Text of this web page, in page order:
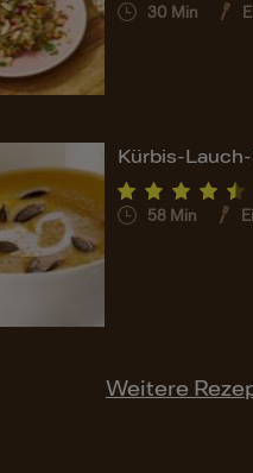
30 Min
Kürbis-
58 Min
Weitere